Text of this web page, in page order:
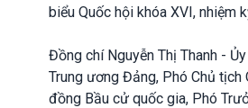
biểu Quốc hội khóa XVI, nhiệm
Đồng chí Nguyễn Thị Thanh -
Trung ương Đảng, Phó Chủ tịch
đồng Bầu cử quốc gia, Phó